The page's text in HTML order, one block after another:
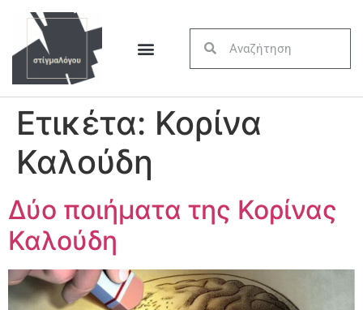
Ετικέτα: Κορίνα
Καλούδη
Δύο ποιήματα της Κορίνας
Καλούδη